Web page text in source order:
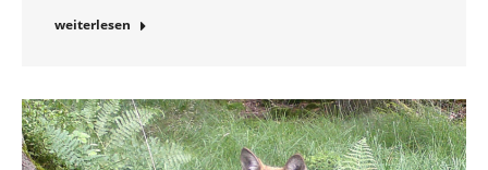
weiterlesen